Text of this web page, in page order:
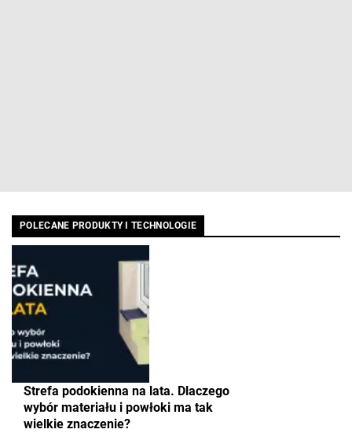
POLECANE PRODUKTY I TECHNOLOGIE
Strefa podokienna na lata. Dlaczego
wybór materiału i powłoki ma tak
wielkie znaczenie?